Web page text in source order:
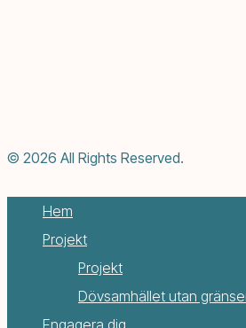
© 2026 All Rights Reserved.
Hem
Projekt
Projekt
Dövsamhället utan